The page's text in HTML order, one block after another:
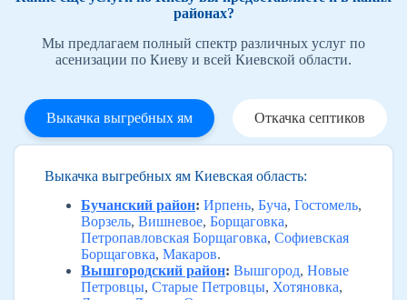
районах?
Мы предлагаем полный спектр различных услуг по
асенизации по Киеву и всей Киевской области.
Выкачка выгребных ям Откачка септиков
Выкачка выгребных ям Киевская область:
Бучанский район: Ирпень, Буча, Гостомель,
Ворзель, Вишневое, Борщаговка,
Петропавловская Борщаговка, Софиевская
Борщаговка, Макаров.
Вышгородский район: Вышгород, Новые
Петровцы, Старые Петровцы, Хотяновка,